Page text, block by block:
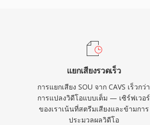
แยกเสียงรวดเร็ว
การแยกเสียง SOU จาก CAVS เร็วกว่า
การแปลงวิดีโอแบบเต็ม — เซิร์ฟเวอร์
ของเราเน้นที่สตรีมเสียงและข้ามการ
ประมวลผลวิดีโอ